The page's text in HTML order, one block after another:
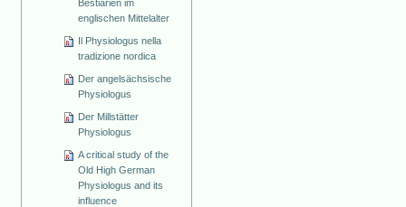
Bestiarien im
englischen Mittelalter
Il Physiologus nella
tradizione nordica
Der angelsächsische
Physiologus
Der Millstätter
Physiologus
A critical study of the
Old High German
Physiologus and its
influence